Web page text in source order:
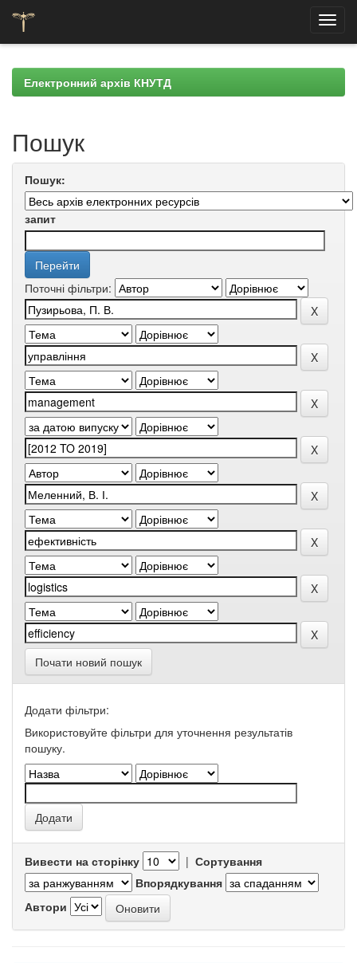
navigationЕлектронний архів КНУТД
Пошук
Пошук:
запит
Поточні фільтри:
Почати новий пошук
Додати фільтри:
Використовуйте фільтри для уточнення результатів
пошуку.
Вивести на сторінку | Сортування
Впорядкування
Автори